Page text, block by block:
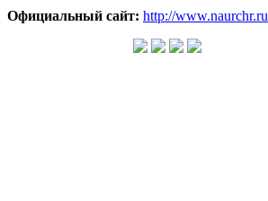
Официальный сайт: http://www.naurchr.ru